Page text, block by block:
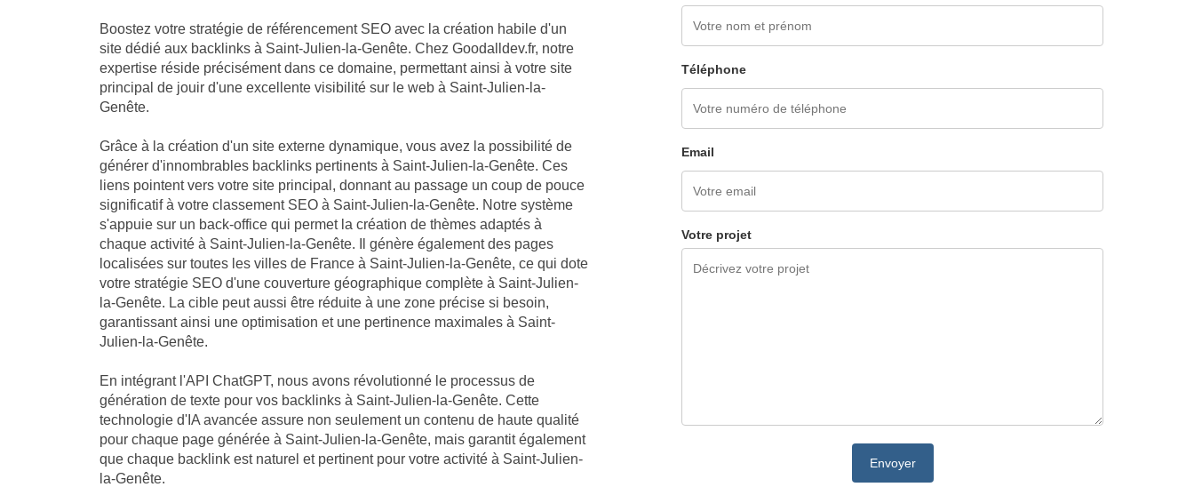
Boostez votre stratégie de référencement SEO avec la création habile d'un
site dédié aux backlinks à Saint-Julien-la-Genête. Chez Goodalldev.fr, notre
expertise réside précisément dans ce domaine, permettant ainsi à votre site
principal de jouir d'une excellente visibilité sur le web à Saint-Julien-la-
Genête.
Grâce à la création d'un site externe dynamique, vous avez la possibilité de
générer d'innombrables backlinks pertinents à Saint-Julien-la-Genête. Ces
liens pointent vers votre site principal, donnant au passage un coup de pouce
significatif à votre classement SEO à Saint-Julien-la-Genête. Notre système
s'appuie sur un back-office qui permet la création de thèmes adaptés à
chaque activité à Saint-Julien-la-Genête. Il génère également des pages
localisées sur toutes les villes de France à Saint-Julien-la-Genête, ce qui dote
votre stratégie SEO d'une couverture géographique complète à Saint-Julien-
la-Genête. La cible peut aussi être réduite à une zone précise si besoin,
garantissant ainsi une optimisation et une pertinence maximales à Saint-
Julien-la-Genête.
En intégrant l'API ChatGPT, nous avons révolutionné le processus de
génération de texte pour vos backlinks à Saint-Julien-la-Genête. Cette
technologie d'IA avancée assure non seulement un contenu de haute qualité
pour chaque page générée à Saint-Julien-la-Genête, mais garantit également
que chaque backlink est naturel et pertinent pour votre activité à Saint-Julien-
la-Genête.
Téléphone
Email
Votre projet